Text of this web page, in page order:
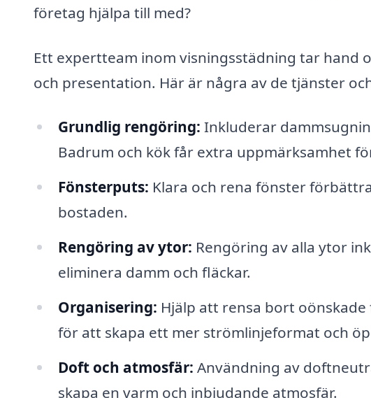
företag hjälpa till med?
Ett expertteam inom visningsstädning tar hand
och presentation. Här är några av de tjänster
Grundlig rengöring: Inkluderar
Badrum och kök får extra uppmärksamhet
Fönsterputs: Klara och rena fönster
bostaden.
Rengöring av ytor: Rengöring av alla ytor
eliminera damm och fläckar.
Organisering: Hjälp att rensa bort
för att skapa ett mer strömlinjeformat och
Doft och atmosfär: Användning av
skapa en varm och inbjudande atmosfär.